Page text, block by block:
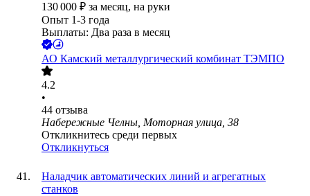
130 000 ₽ за месяц, на руки
Опыт 1-3 года
Выплаты: Два раза в месяц
АО Камский металлургический комбинат ТЭМПО
4.2
•
44 отзыва
Набережные Челны, Моторная улица, 38
Откликнитесь среди первых
Откликнуться
Наладчик автоматических линий и агрегатных
станков